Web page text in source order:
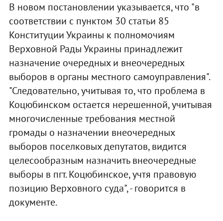
В новом постановлении указывается, что "в
соответствии с пунктом 30 статьи 85
Конституции Украины к полномочиям
Верховной Рады Украины принадлежит
назначение очередных и внеочередных
выборов в органы местного самоуправления".
"Следовательно, учитывая то, что проблема в
Коцюбинском остается нерешенной, учитывая
многочисленные требования местной
громады о назначении внеочередных
выборов поселковых депутатов, видится
целесообразным назначить внеочередные
выборы в пгт. Коцюбинское, учтя правовую
позицию Верховного суда", - говорится в
документе.